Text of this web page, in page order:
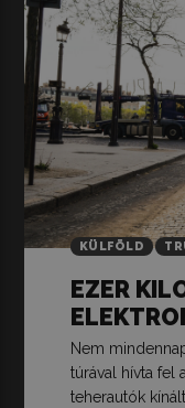
KÜLFÖLD
EZER
Nem
túrával hívta fel
teherautók